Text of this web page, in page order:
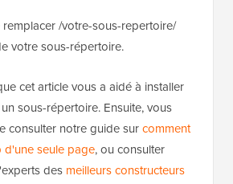
WordPress
WordPress
/votre-sous-repertoire/
votre sous-répertoire.